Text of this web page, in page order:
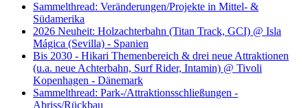
Sammelthread: Veränderungen/Projekte in Mittel- &
Südamerika
2026 Neuheit: Holzachterbahn (Titan Track, GCI) @ Isla
Mágica (Sevilla) - Spanien
Bis 2030 - Hikari Themenbereich & drei neue Attraktionen
(u.a. neue Achterbahn, Surf Rider, Intamin) @ Tivoli
Kopenhagen - Dänemark
Sammelthread: Park-/Attraktionsschließungen -
Abriss/Rückbau